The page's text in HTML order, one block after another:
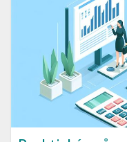
snadno
českému